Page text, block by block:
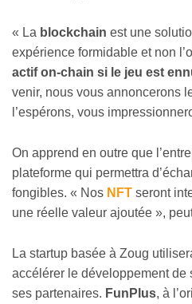
« La blockchain est une
expérience formidable et non
actif on-chain si le jeu est
venir, nous vous annoncerons
l’espérons, vous
On apprend en outre que
plateforme qui permettra
fongibles. « Nos NFT seront
une réelle valeur ajoutée »,
La startup basée à Zoug
accélérer le développement de
ses partenaires. FunPlus, à